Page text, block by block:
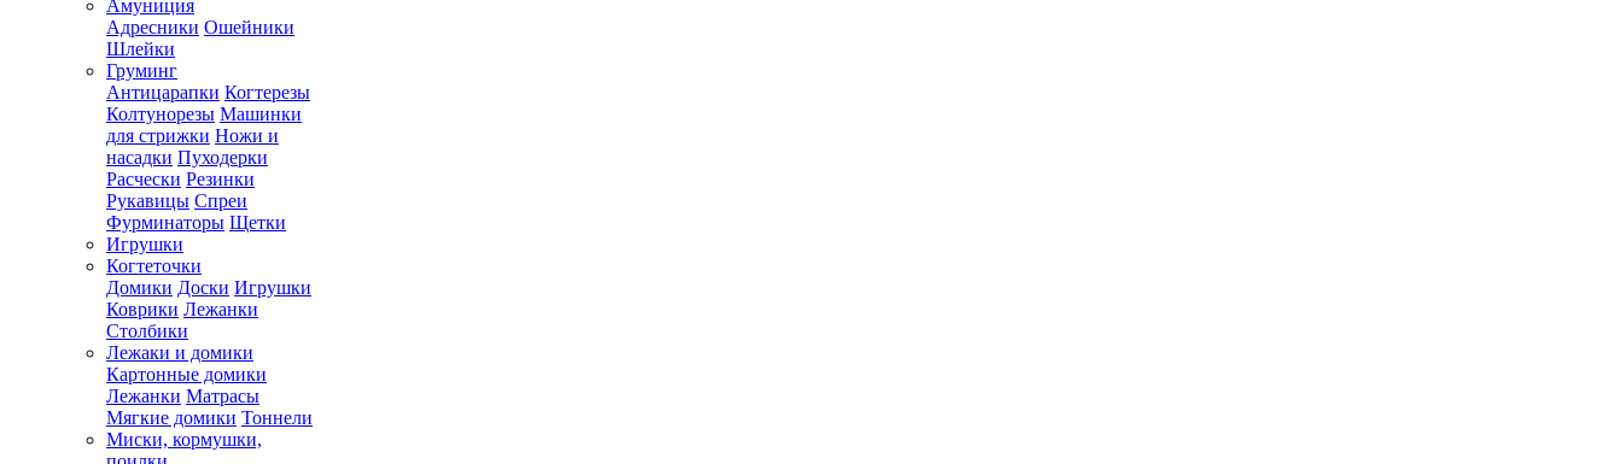
Амуниция
Адресники Ошейники
Шлейки
Груминг
Антицарапки Когтерезы
Колтунорезы Машинки
для стрижки Ножи и
насадки Пуходерки
Расчески Резинки
Рукавицы Спреи
Фурминаторы Щетки
Игрушки
Когтеточки
Домики Доски Игрушки
Коврики Лежанки
Столбики
Лежаки и домики
Картонные домики
Лежанки Матрасы
Мягкие домики Тоннели
Миски, кормушки,